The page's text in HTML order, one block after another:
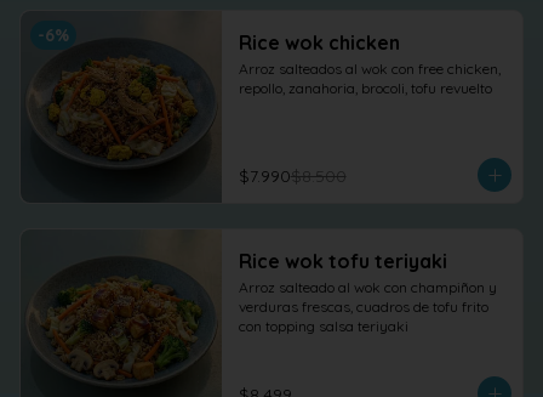
-6% Rice wok chicken
Arroz salteados al wok con free chicken,
repollo, zanahoria, brocoli, tofu revuelto
$7.990$8.500
Rice wok tofu teriyaki
Arroz salteado al wok con champiñon y
verduras frescas, cuadros de tofu frito
con topping salsa teriyaki